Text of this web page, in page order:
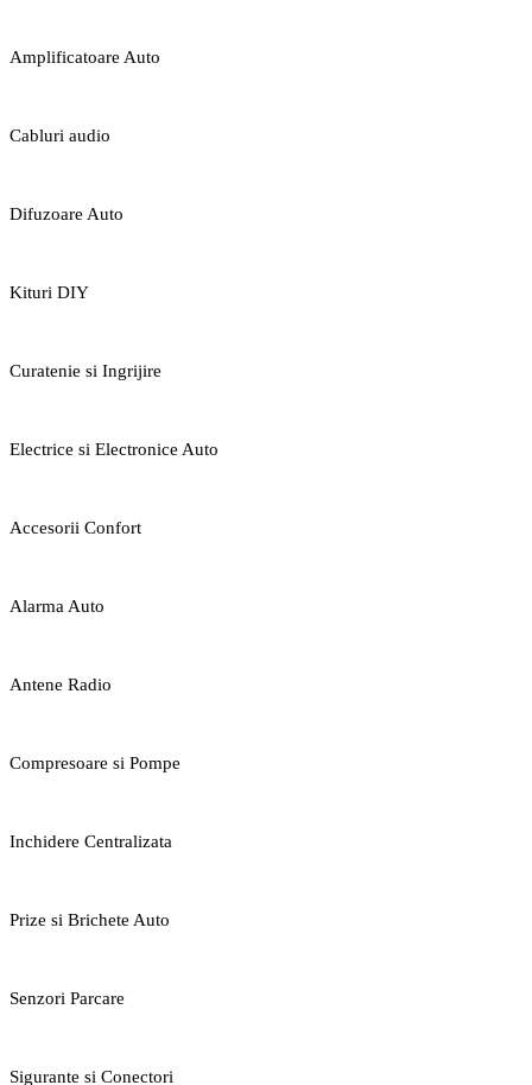
Amplificatoare Auto
Cabluri audio
Difuzoare Auto
Kituri DIY
Curatenie si Ingrijire
Electrice si Electronice Auto
Accesorii Confort
Alarma Auto
Antene Radio
Compresoare si Pompe
Inchidere Centralizata
Prize si Brichete Auto
Senzori Parcare
Sigurante si Conectori